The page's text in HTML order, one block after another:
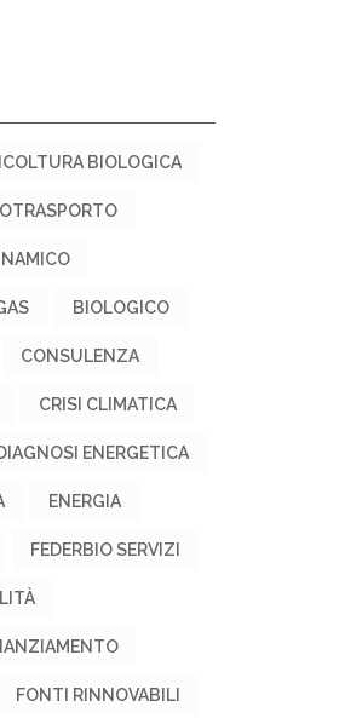
BIOLOGICA
BIOLOGICO
CONSULENZA
CRISI CLIMATICA
ENERGETICA
ENERGIA
FEDERBIO SERVIZI
FONTI RINNOVABILI